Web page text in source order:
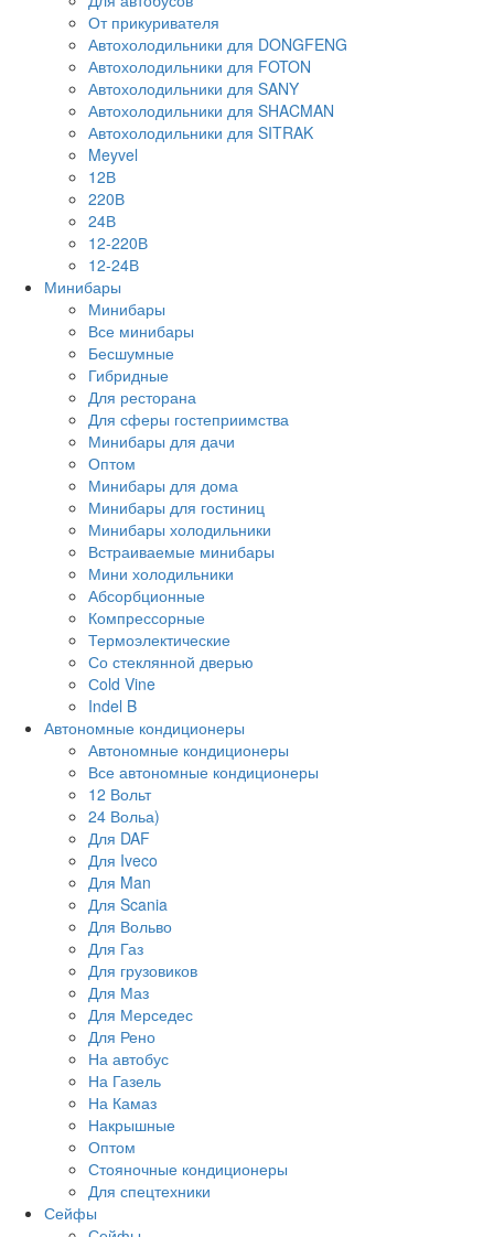
От прикуривателя
Автохолодильники для DONGFENG
Автохолодильники для FOTON
Автохолодильники для SANY
Автохолодильники для SHACMAN
Автохолодильники для SITRAK
Meyvel
12В
220В
24В
12-220В
12-24В
Минибары
Минибары
Все минибары
Бесшумные
Гибридные
Для ресторана
Для сферы гостеприимства
Минибары для дачи
Оптом
Минибары для дома
Минибары для гостиниц
Минибары холодильники
Встраиваемые минибары
Мини холодильники
Абсорбционные
Компрессорные
Термоэлектические
Со стеклянной дверью
Сold Vine
Indel B
Автономные кондиционеры
Автономные кондиционеры
Все автономные кондиционеры
12 Вольт
24 Вольа)
Для DAF
Для Iveco
Для Man
Для Scania
Для Вольво
Для Газ
Для грузовиков
Для Маз
Для Мерседес
Для Рено
На автобус
На Газель
На Камаз
Накрышные
Оптом
Стояночные кондиционеры
Для спецтехники
Сейфы